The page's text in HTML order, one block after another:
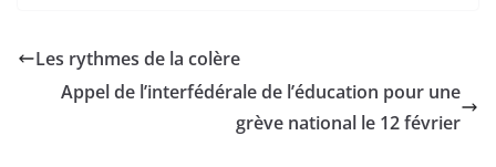
Les rythmes de la colère
Appel de l’interfédérale de l’éducation pour une
grève national le 12 février